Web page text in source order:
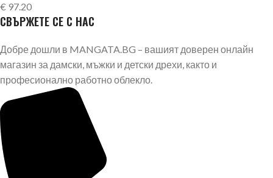
€ 97.20
СВЪРЖЕТЕ СЕ С НАС
Добре дошли в MANGATA.BG – вашият доверен онлайн
магазин за дамски, мъжки и детски дрехи, както и
професионално работно облекло.